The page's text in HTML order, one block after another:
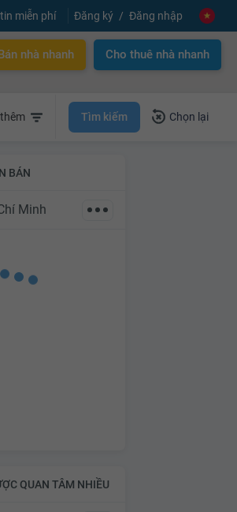
miễn phí Đăng ký Đăng nhập
nhà nhanh Cho thuê nhà nhanh
Tìm kiếm Chọn lại
BÁN
Minh
QUAN TÂM NHIỀU